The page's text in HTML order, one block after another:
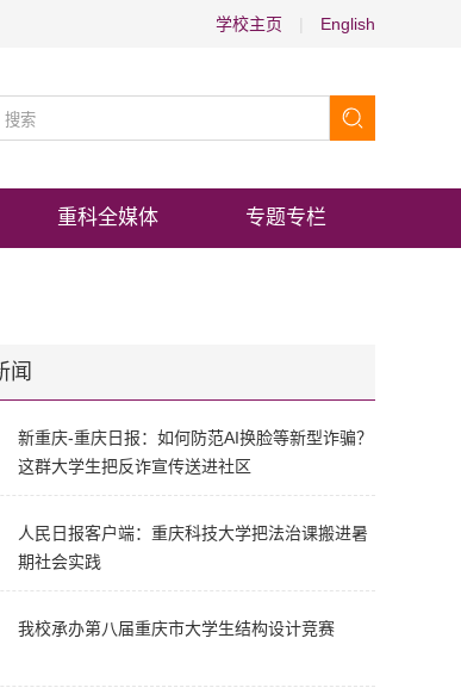
学校主页 English
重科全媒体 专题专栏
闻
新重庆-重庆日报：如何防范AI换脸等新型诈骗？
这群大学生把反诈宣传送进社区
人民日报客户端：重庆科技大学把法治课搬进暑
期社会实践
我校承办第八届重庆市大学生结构设计竞赛